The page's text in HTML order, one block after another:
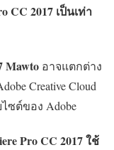
CC 2017 เป็นเท่า
Mawto อาจแตกต่าง
Creative Cloud
ซต์ของ Adobe
Pro CC 2017 ใช้